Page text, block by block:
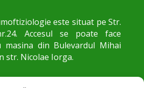
este situat pe Str.
Accesul se poate face
masina din Bulevardul Mihai
str. Nicolae Iorga.